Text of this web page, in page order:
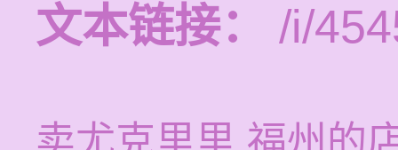
文本链接：
/i/